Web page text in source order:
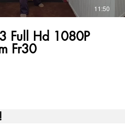
11:50
Full Hd 1080P
Fr30